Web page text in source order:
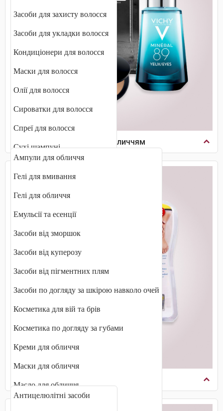
Засоби для захисту волосся
Засоби для укладки волосся
Кондиціонери для волосся
Маски для волосся
Олії для волосся
Сироватки для волосся
Спреї для волосся
Сухі шампуні
Косметика по догляду за обличчям
Ампули для обличчя
Гелі для вмивання
Гелі для обличчя
Емульсії та есенції
Засоби від зморшок
Засоби від куперозу
Засоби від пігментних плям
Засоби по догляду за шкірою навколо очей
Косметика для вій та брів
Косметика по догляду за губами
Креми для обличчя
Маски для обличчя
Масло для обличчя
Антицелюлітні засоби